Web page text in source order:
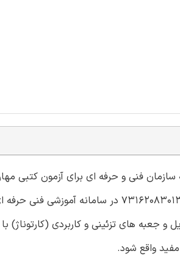
سازمان فنی و حرفه ای برای آزمون کتبی
سازنده وسایل و جعبه های تزئینی و کاربردی (کارتوناژ) با کد استاندارد ثبت شده ی 731620830130001 در
وسایل و جعبه های تزئینی و کاربردی
واقع شود.